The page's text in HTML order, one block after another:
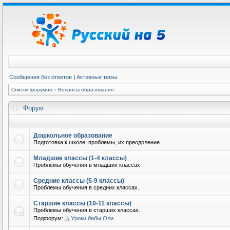
Сообщения без ответов | Активные темы
Список форумов » Вопросы образования
Форум
Дошкольное образование
Подготовка к школе, проблемы, их преодоление
Младшие классы (1-4 классы)
Проблемы обучения в младших классах
Средние классы (5-9 классы)
Проблемы обучения в средних классах.
Старшие классы (10-11 классы)
Проблемы обучения в старших классах.
Подфорум:
Уроки бабы Оли